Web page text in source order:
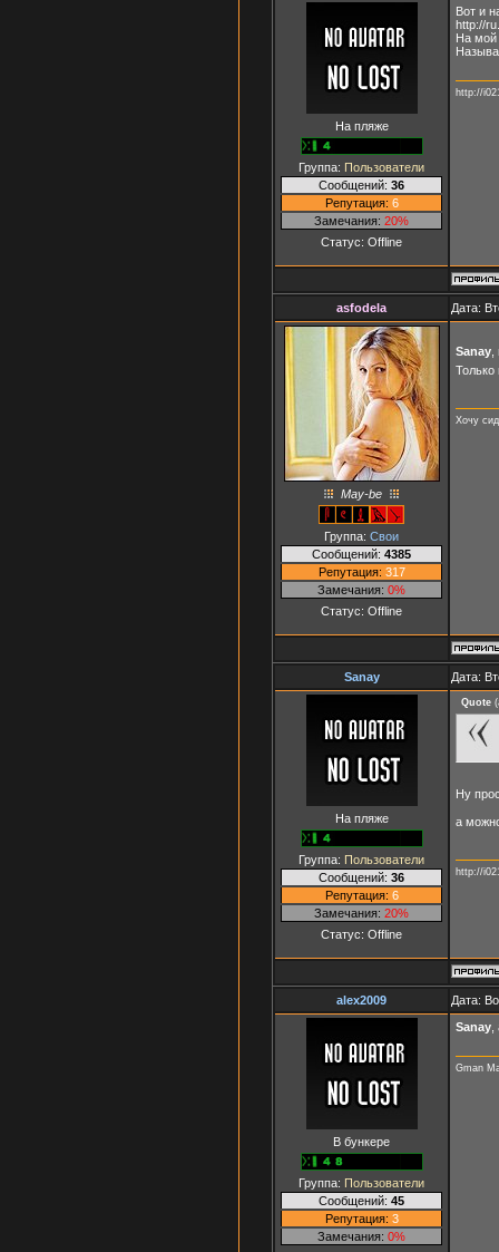
На пляже
Группа: Пользователи
Сообщений: 36
Репутация: 6
Замечания: 20%
Статус: Offline
Вот и
http://
На мой
http://
asfodela Дата:
May-be
Группа: Свои
Сообщений: 4385
Репутация: 317
Замечания: 0%
Статус: Offline
Sanay
Только
Хочу
Sanay Дата:
На пляже
Группа: Пользователи
Сообщений: 36
Репутация: 6
Замечания: 20%
Статус: Offline
Quote (
Ну
а
http://
alex2009 Дата:
В бункере
Группа: Пользователи
Сообщений: 45
Репутация: 3
Замечания: 0%
Sanay
Gman